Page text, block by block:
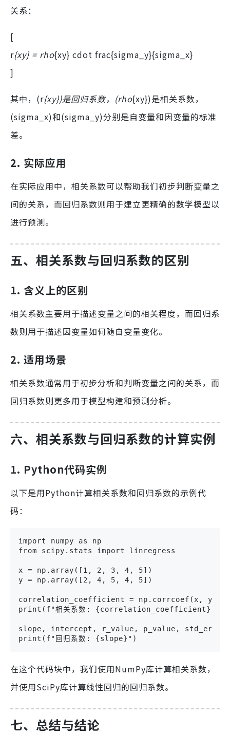
关系：
[
r{xy} = rho{xy} cdot frac{sigma_y}{sigma_x}
]
其中，(r{xy})是回归系数，(rho{xy})是相关系数，
(sigma_x)和(sigma_y)分别是自变量和因变量的标准
差。
2. 实际应用
在实际应用中，相关系数可以帮助我们初步判断变量之
间的关系，而回归系数则用于建立更精确的数学模型以
进行预测。
五、相关系数与回归系数的区别
1. 含义上的区别
相关系数主要用于描述变量之间的相关程度，而回归系
数则用于描述因变量如何随自变量变化。
2. 适用场景
相关系数通常用于初步分析和判断变量之间的关系，而
回归系数则更多用于模型构建和预测分析。
六、相关系数与回归系数的计算实例
1. Python代码实例
以下是用Python计算相关系数和回归系数的示例代
码：
import numpy as np
from scipy.stats import linregress
x = np.array([1, 2, 3, 4, 5])
y = np.array([2, 4, 5, 4, 5])
correlation_coefficient = np.corrcoef(x,
print(f"相关系数: {correlation_coefficient}")
slope, intercept, r_value, p_value, std_err
print(f"回归系数: {slope}")
在这个代码块中，我们使用NumPy库计算相关系数，
并使用SciPy库计算线性回归的回归系数。
七、总结与结论